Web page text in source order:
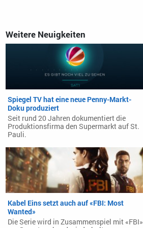
Weitere Neuigkeiten
Spiegel TV hat eine neue Penny-Markt-
Doku produziert
Seit rund 20 Jahren dokumentiert die
Produktionsfirma den Supermarkt auf St.
Pauli.
Kabel Eins setzt auch auf «FBI: Most
Wanted»
Die Serie wird in Zusammenspiel mit «FBI»